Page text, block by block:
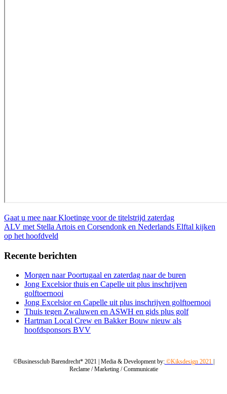
Bericht
navigatie
Gaat u mee naar Kloetinge voor de titelstrijd zaterdag
ALV met Stella Artois en Corsendonk en Nederlands Elftal kijken
op het hoofdveld
Recente berichten
Morgen naar Poortugaal en zaterdag naar de buren
Jong Excelsior thuis en Capelle uit plus inschrijven
golftoernooi
Jong Excelsior en Capelle uit plus inschrijven golftoernooi
Thuis tegen Zwaluwen en ASWH en gids plus golf
Hartman Local Crew en Bakker Bouw nieuw als
hoofdsponsors BVV
©Businessclub Barendrecht* 2021 | Media & Development by:©Kiksdesign 2021
Reclame / Marketing / Communicatie